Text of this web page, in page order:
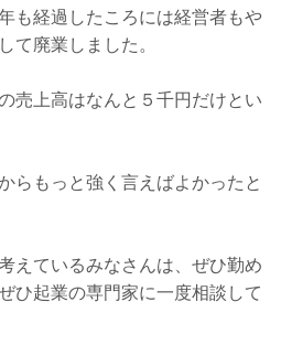
も経過したころには経営者もや
て廃業しました。
売上高はなんと５千円だけとい
らもっと強く言えばよかったと
えているみなさんは、ぜひ勤め
ひ起業の専門家に一度相談して